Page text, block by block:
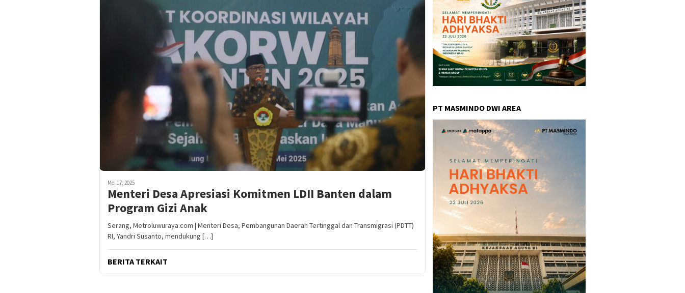
Mei 17, 2025
Menteri Desa Apresiasi Komitmen LDII Banten dalam
Program Gizi Anak
Serang, Metroluwuraya.com | Menteri Desa, Pembangunan Daerah Tertinggal dan Transmigrasi (PDTT)
RI, Yandri Susanto, mendukung […]
BERITA TERKAIT
PT MASMINDO DWI AREA